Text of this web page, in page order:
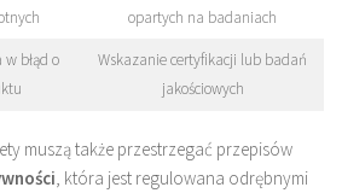
opartych na badaniach
błąd o
Wskazanie certyfikacji lub badań
jakościowych
muszą także przestrzegać przepisów
, która jest regulowana odrębnymi